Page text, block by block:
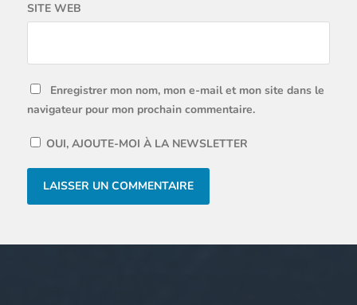
SITE WEB
Enregistrer mon nom, mon e-mail et mon site dans le
navigateur pour mon prochain commentaire.
OUI, AJOUTE-MOI À LA NEWSLETTER